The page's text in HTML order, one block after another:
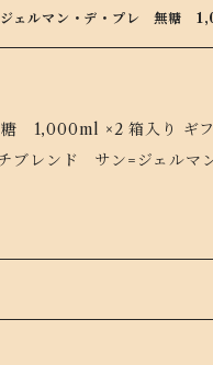
その豊かな風味をお確かめ
リにひとっとび。
=デ=プレでコーヒータイ
ジェルマン・デ・プレ 無糖
入り ギフトにおすすめ！
チブレンド サン=ジェ
その豊かな風味をお確かめ